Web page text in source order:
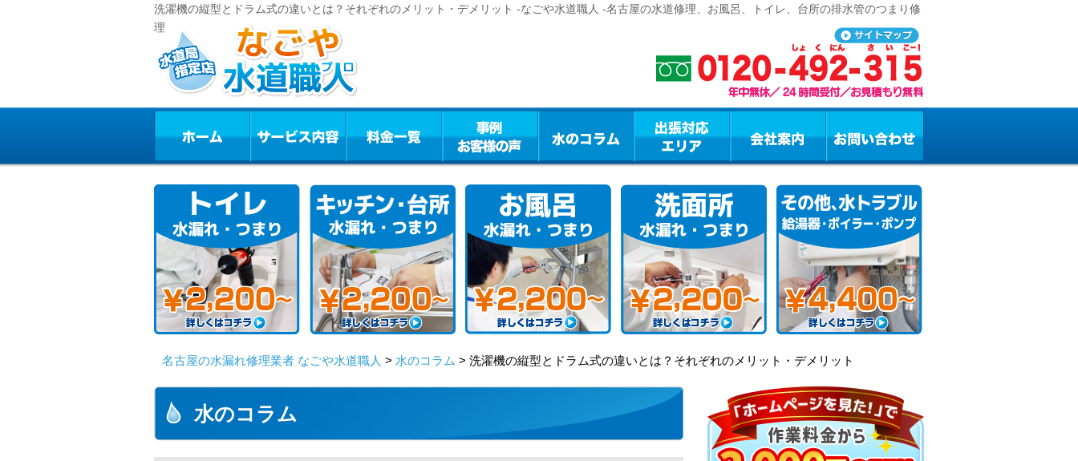
洗濯機の縦型とドラム式の違いとは？それぞれのメリット・デメリット -なごや水道職人 -名古屋の水道修理、お風呂、トイレ、台所の排水管のつまり修
理
名古屋の水漏れ修理業者 なごや水道職人 > 水のコラム > 洗濯機の縦型とドラム式の違いとは？それぞれのメリット・デメリット
水のコラム